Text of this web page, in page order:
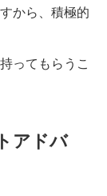
から、積極的
ってもらうこ
アドバ